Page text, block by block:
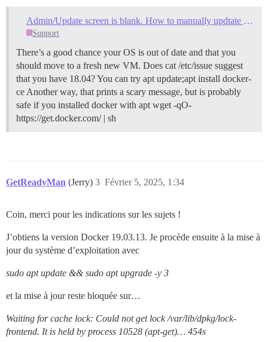
Admin/Update screen is blank. How to manually updtate docker via SSH Console?
Support
There’s a good chance your OS is out of date and that you
should move to a fresh new VM. Does cat /etc/issue suggest
that you have 18.04? You can try apt update;apt install docker-
ce Another way, that prints a scary message, but is probably
safe if you installed docker with apt wget -qO-
https://get.docker.com/ | sh
GetReadyMan (Jerry) Février 5, 2025, 1:34
3
Coin, merci pour les indications sur les sujets !
J’obtiens la version Docker 19.03.13. Je procède ensuite à la mise à
jour du système d’exploitation avec
sudo apt update && sudo apt upgrade -y 3
et la mise à jour reste bloquée sur…
Waiting for cache lock: Could not get lock /var/lib/dpkg/lock-
frontend. It is held by process 10528 (apt-get)… 454s